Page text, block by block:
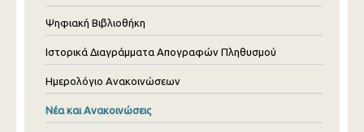
Ψηφιακή Βιβλιοθήκη
Ιστορικά Διαγράμματα Απογραφών Πληθυσμού
Ημερολόγιο Ανακοινώσεων
Νέα και Ανακοινώσεις